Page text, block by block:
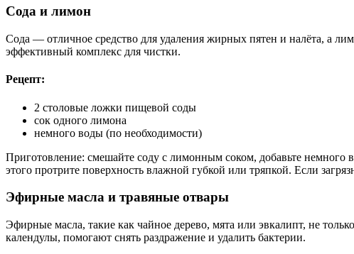
Сода и лимон
Сода — отличное средство для удаления жирных пятен и налёта, а
эффективный комплекс для чистки.
Рецепт:
2 столовые ложки пищевой соды
сок одного лимона
немного воды (по необходимости)
Приготовление: смешайте соду с лимонным соком, добавьте немного
этого протрите поверхность влажной губкой или тряпкой. Если
Эфирные масла и травяные отвары
Эфирные масла, такие как чайное дерево, мята или эвкалипт, не
календулы, помогают снять раздражение и удалить бактерии.